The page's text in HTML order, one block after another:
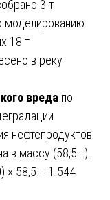
3 т
моделированию
18 т
в реку
вреда по
нефтепродуктов
в массу (58,5 т).
× 58,5 = 1 544